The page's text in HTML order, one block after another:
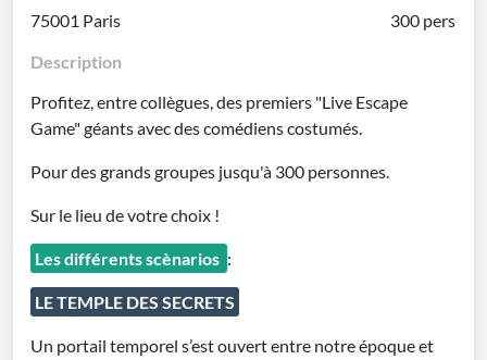
75001 Paris
300 pers
Description
Profitez, entre collègues, des premiers "Live Escape
Game" géants avec des comédiens costumés.
Pour des grands groupes jusqu'à 300 personnes.
Sur le lieu de votre choix !
Les différents scènarios :
LE TEMPLE DES SECRETS
Un portail temporel s’est ouvert entre notre époque et